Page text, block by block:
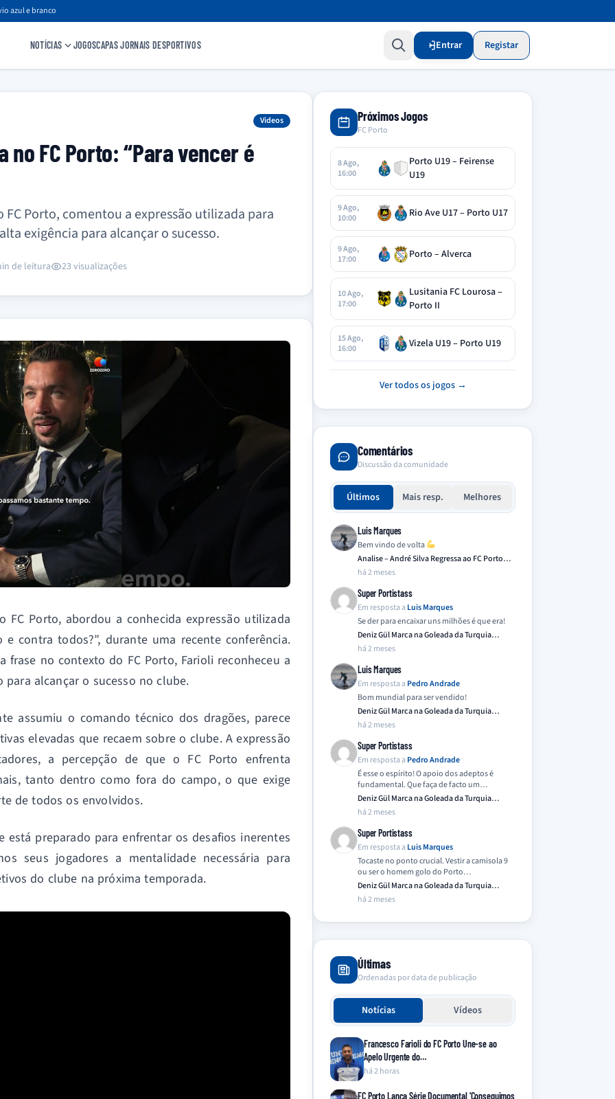
azul e branco
NOTÍCIAS JOGOSCAPAS JORNAIS DESPORTIVOS Entrar Registar
Videos
FC Porto: “Para vencer é
Porto, comentou a expressão utilizada para
exigência para alcançar o sucesso.
de leitura 23 visualizações
FC Porto, abordou a conhecida expressão utilizada
contra todos?”, durante uma recente conferência.
frase no contexto do FC Porto, Farioli reconheceu a
alcançar o sucesso no clube.
assumiu o comando técnico dos dragões, parece
elevadas que recaem sobre o clube. A expressão
a percepção de que o FC Porto enfrenta
tanto dentro como fora do campo, o que exige
de todos os envolvidos.
está preparado para enfrentar os desafios inerentes
seus jogadores a mentalidade necessária para
do clube na próxima temporada.
Próximos Jogos
FC Porto
8 Ago,
16:00
Porto U19 – Feirense
U19
9 Ago,
10:00
Rio Ave U17 – Porto U17
9 Ago,
17:00
Porto – Alverca
10 Ago,
17:00
Lusitania FC Lourosa –
Porto II
15 Ago,
16:00
Vizela U19 – Porto U19
Ver todos os jogos →
Comentários
Discussão da comunidade
Últimos Mais resp. Melhores
Luis Marques
Bem vindo de volta
Analise – André Silva Regressa ao FC Porto…
há 2 meses
Super Portistass
Em resposta a Luis Marques
Se der para encaixar uns milhões é que era!
Deniz Gül Marca na Goleada da Turquia
Frente…
há 2 meses
Luis Marques
Em resposta a Pedro Andrade
Bom mundial para ser vendido!
Deniz Gül Marca na Goleada da Turquia
Frente…
há 2 meses
Super Portistass
Em resposta a Pedro Andrade
É esse o espírito! O apoio dos adeptos é
fundamental. Que faça de facto um…
Deniz Gül Marca na Goleada da Turquia
Frente…
há 2 meses
Super Portistass
Em resposta a Luis Marques
Tocaste no ponto crucial. Vestir a camisola 9
ou ser o homem golo do Porto…
Deniz Gül Marca na Goleada da Turquia
Frente…
há 2 meses
Últimas
Ordenadas por data de publicação
Notícias Vídeos
Francesco Farioli do FC Porto Une-se ao
Apelo Urgente do…
há 2 horas
FC Porto Lança Série Documental ‘Conseguimos